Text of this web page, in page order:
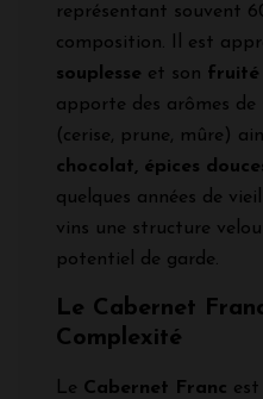
représentant souvent
composition. Il est
souplesse et son fruité
apporte des arômes de
(cerise, prune, mûre)
chocolat, épices
quelques années de
vins une structure
potentiel de garde.
Le Cabernet
Complexité
Le Cabernet Franc est